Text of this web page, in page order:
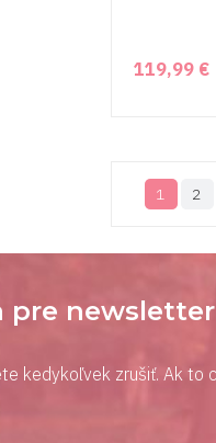
119,99 €
1 2
pre
kedykoľvek zrušiť. Ak to